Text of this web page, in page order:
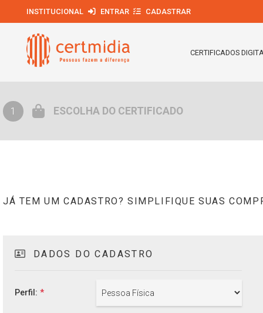
INSTITUCIONAL ENTRAR CADASTRAR
CERTIFICADOS
1 ESCOLHA DO CERTIFICADO
JÁ TEM UM CADASTRO? SIMPLIFIQUE SUAS
DADOS DO CADASTRO
Perfil: *